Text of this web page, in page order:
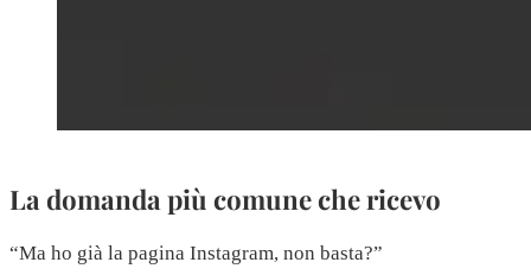
La domanda più comune che ricevo
“Ma ho già la pagina Instagram, non basta?”